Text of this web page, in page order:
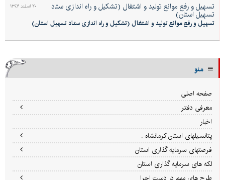
۲۰ اسفند ۱۳۹۷ تسهیل و رفع موانع تولید و اشتغال (تشکیل و راه اندازی ستاد
تسهیل استان)
تسهیل و رفع موانع تولید و اشتغال (تشکیل و راه اندازی ستاد تسهیل استان)
منو
صفحه اصلی
معرفی دفتر
اخبار
پتانسیلهای استان کرمانشاه .
فرصتهای سرمایه گذاری استان
لکه های سرمایه گذاری استان